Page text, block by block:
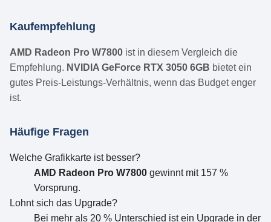
Kaufempfehlung
AMD Radeon Pro W7800 ist in diesem Vergleich die
Empfehlung. NVIDIA GeForce RTX 3050 6GB bietet ein
gutes Preis-Leistungs-Verhältnis, wenn das Budget enger
ist.
Häufige Fragen
Welche Grafikkarte ist besser?
AMD Radeon Pro W7800 gewinnt mit 157 %
Vorsprung.
Lohnt sich das Upgrade?
Bei mehr als 20 % Unterschied ist ein Upgrade in der